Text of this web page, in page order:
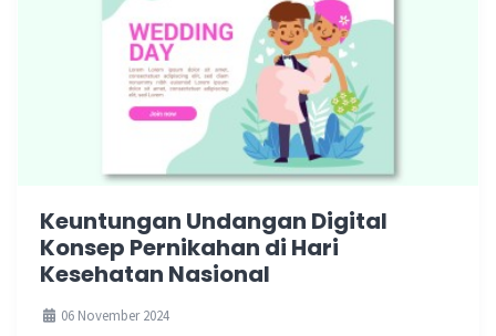
Keuntungan Undangan Digital
Konsep Pernikahan di Hari
Kesehatan Nasional
06 November 2024